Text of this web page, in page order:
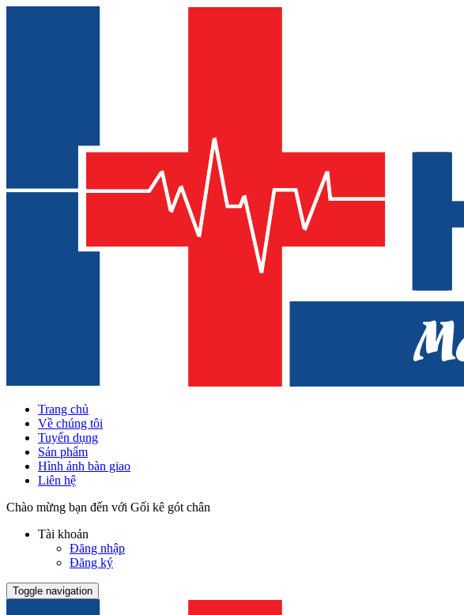
Trang chủ
Về chúng tôi
Tuyển dụng
Sản phẩm
Hình ảnh bàn giao
Liên hệ
Chào mừng bạn đến với Gối kê gót chân
Tài khoản
Đăng nhập
Đăng ký
Toggle navigation